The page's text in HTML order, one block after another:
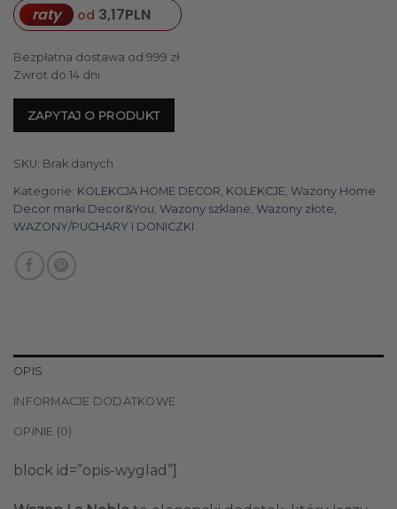
raty od 3,17PLN
Bezpłatna dostawa od 999 zł
Zwrot do 14 dni
ZAPYTAJ O PRODUKT
SKU: Brak danych
Kategorie: KOLEKCJA HOME DECOR KOLEKCJE Wazony Home
Decor marki Decor&You Wazony szklane Wazony złote
WAZONY/PUCHARY I DONICZKI
OPIS
INFORMACJE DODATKOWE
OPINIE (0)
block id=”opis-wyglad”]